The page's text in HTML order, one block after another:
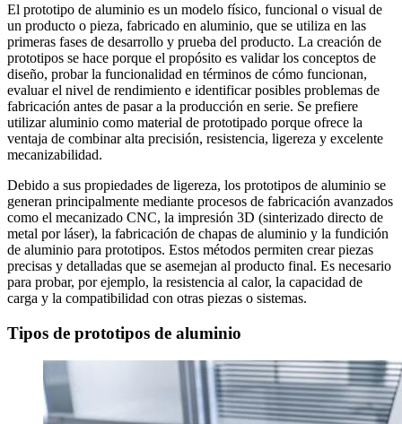
El prototipo de aluminio es un modelo físico, funcional o visual de
un producto o pieza, fabricado en aluminio, que se utiliza en las
primeras fases de desarrollo y prueba del producto. La creación de
prototipos se hace porque el propósito es validar los conceptos de
diseño, probar la funcionalidad en términos de cómo funcionan,
evaluar el nivel de rendimiento e identificar posibles problemas de
fabricación antes de pasar a la producción en serie. Se prefiere
utilizar aluminio como material de prototipado porque ofrece la
ventaja de combinar alta precisión, resistencia, ligereza y excelente
mecanizabilidad.
Debido a sus propiedades de ligereza, los prototipos de aluminio se
generan principalmente mediante procesos de fabricación avanzados
como el mecanizado CNC, la impresión 3D (sinterizado directo de
metal por láser), la fabricación de chapas de aluminio y la fundición
de aluminio para prototipos. Estos métodos permiten crear piezas
precisas y detalladas que se asemejan al producto final. Es necesario
para probar, por ejemplo, la resistencia al calor, la capacidad de
carga y la compatibilidad con otras piezas o sistemas.
Tipos de prototipos de aluminio